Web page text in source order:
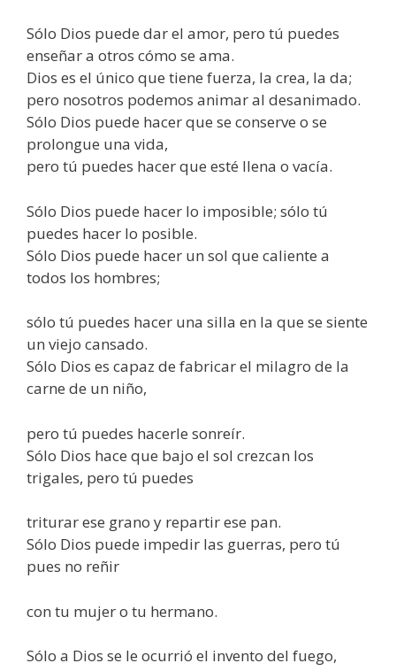
Sólo Dios puede dar el amor, pero tú puedes
enseñar a otros cómo se ama.
Dios es el único que tiene fuerza, la crea, la da;
pero nosotros podemos animar al desanimado.
Sólo Dios puede hacer que se conserve o se
prolongue una vida,
pero tú puedes hacer que esté llena o vacía.
Sólo Dios puede hacer lo imposible; sólo tú
puedes hacer lo posible.
Sólo Dios puede hacer un sol que caliente a
todos los hombres;
sólo tú puedes hacer una silla en la que se siente
un viejo cansado.
Sólo Dios es capaz de fabricar el milagro de la
carne de un niño,
pero tú puedes hacerle sonreír.
Sólo Dios hace que bajo el sol crezcan los
trigales, pero tú puedes
triturar ese grano y repartir ese pan.
Sólo Dios puede impedir las guerras, pero tú
pues no reñir
con tu mujer o tu hermano.
Sólo a Dios se le ocurrió el invento del fuego,